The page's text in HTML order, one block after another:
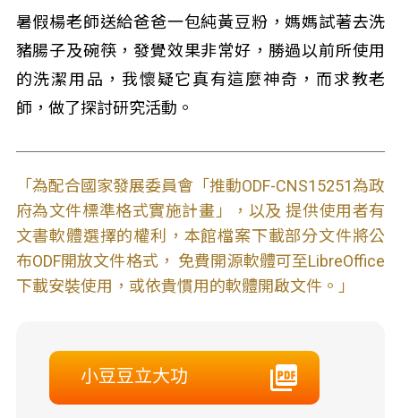
暑假楊老師送給爸爸一包純黃豆粉，媽媽試著去洗
豬腸子及碗筷，發覺效果非常好，勝過以前所使用
的洗潔用品，我懷疑它真有這麼神奇，而求教老
師，做了探討研究活動。
「為配合國家發展委員會「推動ODF-CNS15251為政
府為文件標準格式實施計畫」，以及 提供使用者有
文書軟體選擇的權利，本館檔案下載部分文件將公
布ODF開放文件格式， 免費開源軟體可至LibreOffice
下載安裝使用，或依貴慣用的軟體開啟文件。」
小豆豆立大功